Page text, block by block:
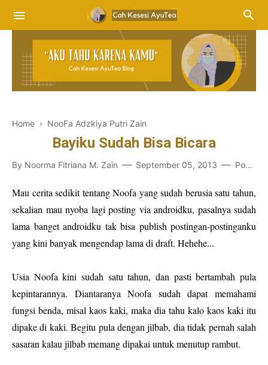
Home › NooFa Adzkiya Putri Zain
Bayiku Sudah Bisa Bicara
By Noorma Fitriana M. Zain September 05, 2013 Post a Comment
Mau cerita sedikit tentang Noofa yang sudah berusia satu tahun,
sekalian mau nyoba lagi posting via androidku, pasalnya sudah
lama banget androidku tak bisa publish postingan-postinganku
yang kini banyak mengendap lama di draft. Hehehe...
Usia Noofa kini sudah satu tahun, dan pasti bertambah pula
kepintarannya. Diantaranya Noofa sudah dapat memahami
fungsi benda, misal kaos kaki, maka dia tahu kalo kaos kaki itu
dipake di kaki. Begitu pula dengan jilbab, dia tidak pernah salah
sasaran kalau jilbab memang dipakai untuk menutup rambut.